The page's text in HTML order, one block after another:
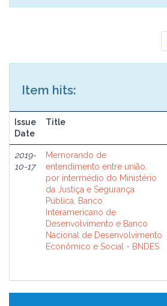
Item hits:
Issue
Date
Title
2019-
10-17
Memorando de
entendimento entre união,
por intermédio do Ministério
da Justiça e Segurança
Pública, Banco
Interamericano de
Desenvolvimento e Banco
Nacional de Desenvolvimento
Econômico e Social - BNDES